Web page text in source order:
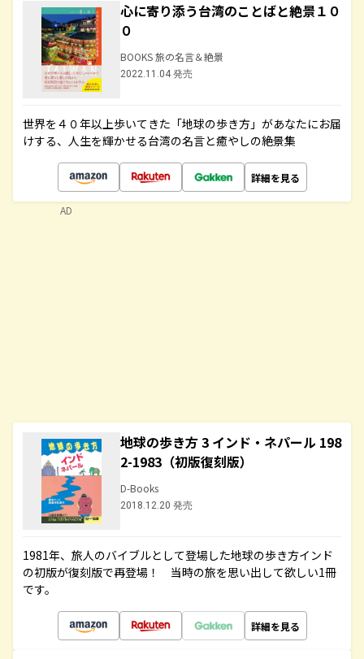
心に寄り添う台湾のことばと絶景１０
０
BOOKS 旅の名言＆絶景
2022.11.04 発売
世界を４０年以上歩いてきた「地球の歩き方」があなたにお届
けする、人生を輝かせる台湾の名言と癒やしの絶景集
詳細を見る
地球の歩き方 3 インド・ネパール 198
2-1983（初版復刻版）
D-Books
2018.12.20 発売
1981年、旅人のバイブルとして登場した地球の歩き方インド
の初版が復刻版で再登場！ 当時の旅を思い出して欲しい1冊
です。
詳細を見る
AD